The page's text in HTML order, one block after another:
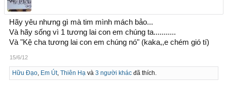
Hãy yêu nhưng gì mà tim mình mách bảo...
Và hãy sống vì 1 tương lai con em chúng ta...........
Và "Kệ cha tương lai con em chúng nó" (kaka,,e chém gió tí)
15/6/12
Hữu Đạo, Em Út, Thiên Hạvà 3 người khácđã thích.